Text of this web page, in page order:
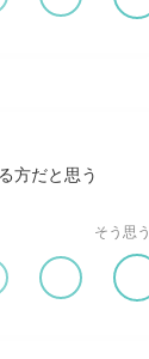
方だと思う
そう思う